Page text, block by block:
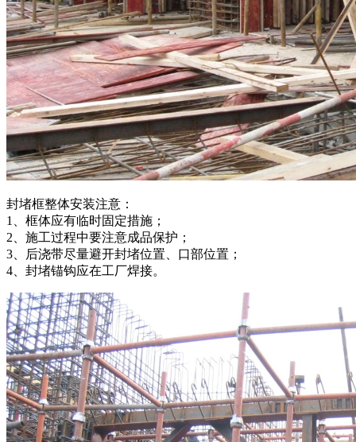
封堵框整体安装注意：
1、框体应有临时固定措施；
2、施工过程中要注意成品保护；
3、后浇带尽量避开封堵位置、口部位置；
4、封堵锚钩应在工厂焊接。